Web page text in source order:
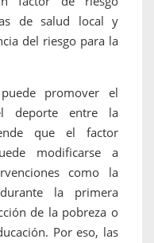
de salud local y
del riesgo para la
promover el
deporte entre la
que el factor
modificarse a
como la
la primera
de la pobreza o
Por eso, las